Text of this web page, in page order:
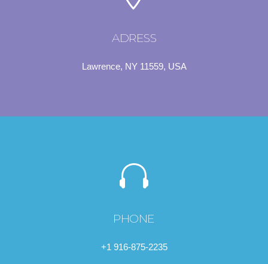
ADRESS
Lawrence, NY 11559, USA
PHONE
+1 916-875-2235